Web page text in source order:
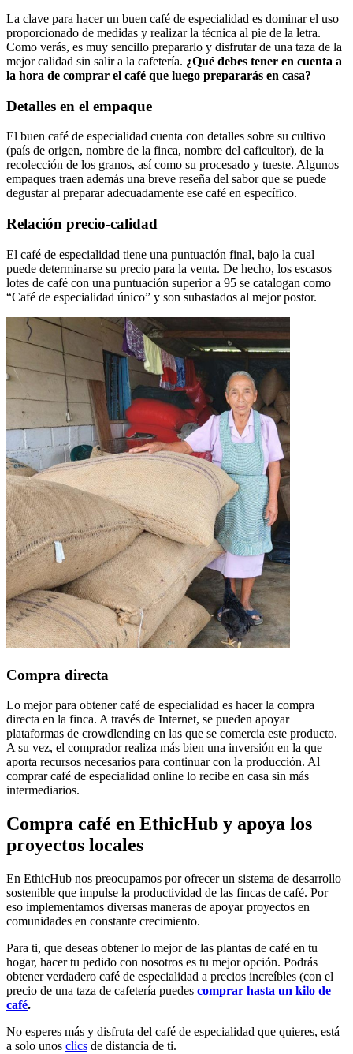
La clave para hacer un buen café de especialidad es dominar el uso
proporcionado de medidas y realizar la técnica al pie de la letra.
Como verás, es muy sencillo prepararlo y disfrutar de una taza de la
mejor calidad sin salir a la cafetería. ¿Qué debes tener en cuenta a
la hora de comprar el café que luego prepararás en casa?
Detalles en el empaque
El buen café de especialidad cuenta con detalles sobre su cultivo
(país de origen, nombre de la finca, nombre del caficultor), de la
recolección de los granos, así como su procesado y tueste. Algunos
empaques traen además una breve reseña del sabor que se puede
degustar al preparar adecuadamente ese café en específico.
Relación precio-calidad
El café de especialidad tiene una puntuación final, bajo la cual
puede determinarse su precio para la venta. De hecho, los escasos
lotes de café con una puntuación superior a 95 se catalogan como
“Café de especialidad único” y son subastados al mejor postor.
Compra directa
Lo mejor para obtener café de especialidad es hacer la compra
directa en la finca. A través de Internet, se pueden apoyar
plataformas de crowdlending en las que se comercia este producto.
A su vez, el comprador realiza más bien una inversión en la que
aporta recursos necesarios para continuar con la producción. Al
comprar café de especialidad online lo recibe en casa sin más
intermediarios.
Compra café en EthicHub y apoya los
proyectos locales
En EthicHub nos preocupamos por ofrecer un sistema de desarrollo
sostenible que impulse la productividad de las fincas de café. Por
eso implementamos diversas maneras de apoyar proyectos en
comunidades en constante crecimiento.
Para ti, que deseas obtener lo mejor de las plantas de café en tu
hogar, hacer tu pedido con nosotros es tu mejor opción. Podrás
obtener verdadero café de especialidad a precios increíbles (con el
precio de una taza de cafetería puedes comprar hasta un kilo de
café.
No esperes más y disfruta del café de especialidad que quieres, está
a solo unos clics de distancia de ti.